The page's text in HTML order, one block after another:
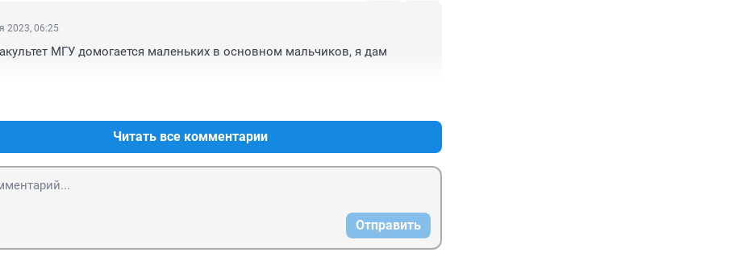
2023, 06:25
МГУ домогается маленьких в основном мальчиков, я дам
Читать все комментарии
Отправить